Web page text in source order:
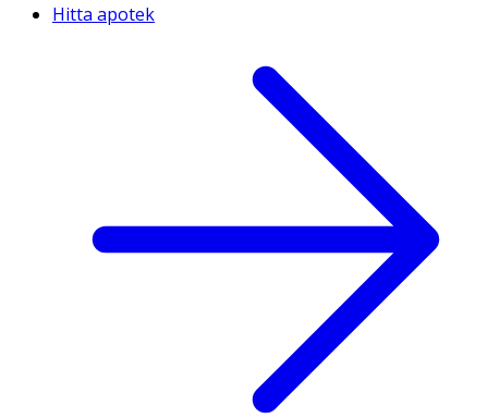
Hitta apotek